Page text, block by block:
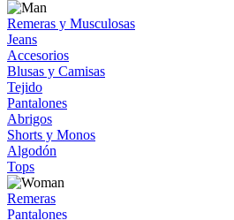
Remeras y Musculosas
Jeans
Accesorios
Blusas y Camisas
Tejido
Pantalones
Abrigos
Shorts y Monos
Algodón
Tops
Remeras
Pantalones